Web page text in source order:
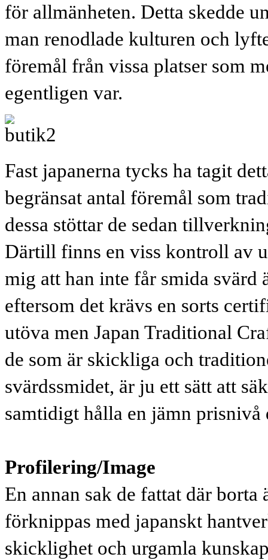
för allmänheten. Detta skedde
man renodlade kulturen och
föremål från vissa platser som
egentligen var.
Fast japanerna tycks ha tagit
begränsat antal föremål som
dessa stöttar de sedan
Därtill finns en viss kontroll av
mig att han inte får smida
eftersom det krävs en sorts
utöva men Japan Traditional
de som är skickliga och
svärdssmidet, är ju ett sätt att
samtidigt hålla en jämn
Profilering/Image
En annan sak de fattat där
förknippas med japanskt
skicklighet och urgamla